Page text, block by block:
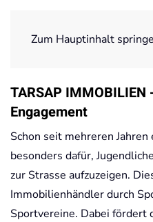
Zum Hauptinhalt
TARSAP
Engagement
Schon seit mehreren
besonders dafür,
zur Strasse aufzuzeigen.
Immobilienhändler durch
Sportvereine. Dabei fördert